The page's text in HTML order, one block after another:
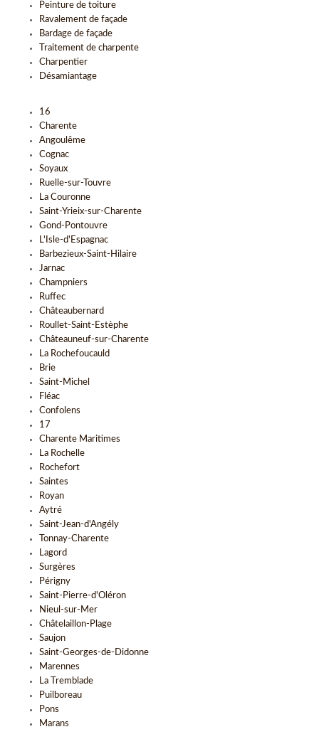
Peinture de toiture
Ravalement de façade
Bardage de façade
Traitement de charpente
Charpentier
Désamiantage
16
Charente
Angoulême
Cognac
Soyaux
Ruelle-sur-Touvre
La Couronne
Saint-Yrieix-sur-Charente
Gond-Pontouvre
L'Isle-d'Espagnac
Barbezieux-Saint-Hilaire
Jarnac
Champniers
Ruffec
Châteaubernard
Roullet-Saint-Estèphe
Châteauneuf-sur-Charente
La Rochefoucauld
Brie
Saint-Michel
Fléac
Confolens
17
Charente Maritimes
La Rochelle
Rochefort
Saintes
Royan
Aytré
Saint-Jean-d'Angély
Tonnay-Charente
Lagord
Surgères
Périgny
Saint-Pierre-d'Oléron
Nieul-sur-Mer
Châtelaillon-Plage
Saujon
Saint-Georges-de-Didonne
Marennes
La Tremblade
Puilboreau
Pons
Marans